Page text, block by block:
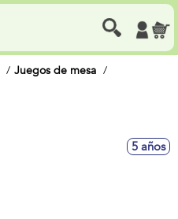
Juegos de mesa
5 años